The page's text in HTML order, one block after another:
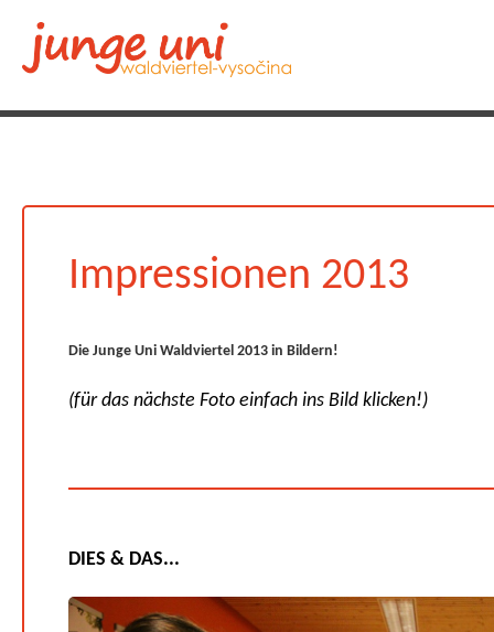
Impressionen 2013
Die Junge Uni Waldviertel 2013 in Bildern!
(für das nächste Foto einfach ins Bild klicken!)
DIES & DAS...